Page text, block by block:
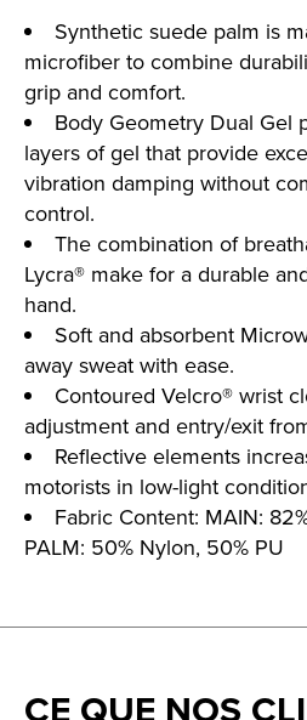
Synthetic suede palm is
microfiber to combine
grip and comfort.
Body Geometry Dual Gel
layers of gel that provide
vibration damping without
control.
The combination of
Lycra® make for a durable
hand.
Soft and absorbent
away sweat with ease.
Contoured Velcro® wrist
adjustment and entry/exit
Reflective elements
motorists in low-light
Fabric Content: MAIN:
PALM: 50% Nylon, 50% PU